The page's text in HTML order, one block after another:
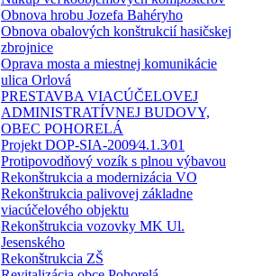
Obnova hrobu Jozefa Bahéryho
Obnova obalových konštrukcií hasičskej
zbrojnice
Oprava mosta a miestnej komunikácie
ulica Orlová
PRESTAVBA VIACÚČELOVEJ
ADMINISTRATÍVNEJ BUDOVY,
OBEC POHORELÁ
Projekt DOP-SIA-2009⁄4.1.3⁄01
Protipovodňový vozík s plnou výbavou
Rekonštrukcia a modernizácia VO
Rekonštrukcia palivovej základne
viacúčelového objektu
Rekonštrukcia vozovky MK Ul.
Jesenského
Rekonštrukcia ZŠ